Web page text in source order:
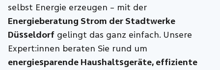
selbst Energie erzeugen – mit der
Energieberatung Strom der Stadtwerke
Düsseldorf gelingt das ganz einfach. Unsere
Expert:innen beraten Sie rund um
energiesparende Haushaltsgeräte, effiziente